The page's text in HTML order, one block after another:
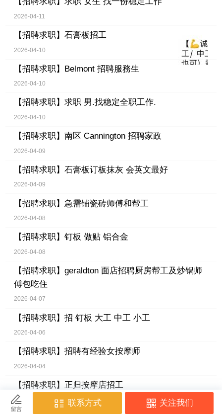
2026-04-11
【招聘求职】 石膏板招工
2026-04-10
【招聘求职】 Belmont 招聘服務生
2026-04-10
【招聘求职】 求职 男.找稳定全职工作.
2026-04-10
【招聘求职】 南区 Cannington 招聘家政
2026-04-09
【招聘求职】 石膏板订板抹灰 会英文最好
2026-04-09
【招聘求职】 急需铺瓷砖师傅和帮工
2026-04-08
【招聘求职】 钉板 做贴 铝合金
2026-04-08
【招聘求职】 geraldton 面店招聘厨房帮工及炒锅师
傅包吃住
2026-04-07
【招聘求职】 招 钉板 大工 中工 小工
2026-04-06
【招聘求职】 招聘有经验女按摩师
2026-04-04
【招聘求职】 正归按摩店招工
2026-04-04